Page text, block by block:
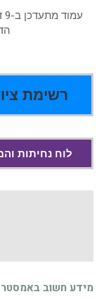
רשימת
לוח נחיתות
מידע חשוב